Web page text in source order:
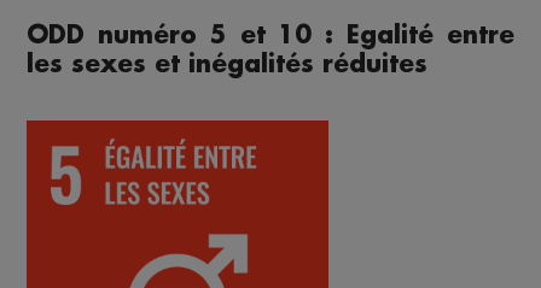
ODD numéro 5 et 10 : Egalité entre
les sexes et inégalités réduites